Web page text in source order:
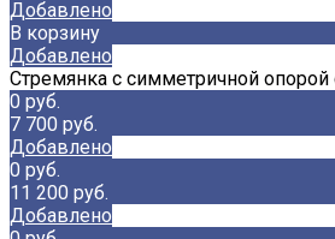
Добавлено
В корзину
Добавлено
Стремянка с симметричной опорой
0 руб.
7 700 руб.
Добавлено
0 руб.
11 200 руб.
Добавлено